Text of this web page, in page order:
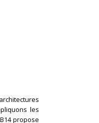
les
propose